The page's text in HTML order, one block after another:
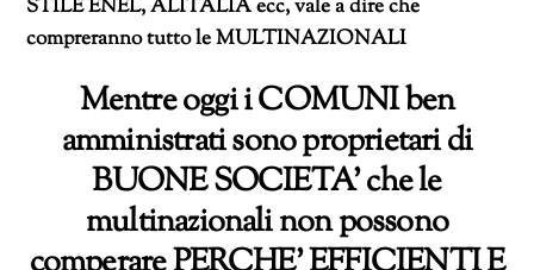
STILE ENEL, ALITALIA ecc, vale a dire che
compreranno tutto le MULTINAZIONALI
Mentre oggi i COMUNI ben
amministrati sono proprietari di
BUONE SOCIETA’ che le
multinazionali non possono